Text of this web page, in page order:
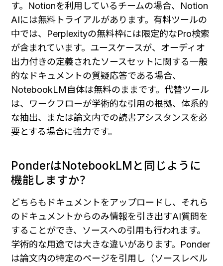
す。Notionを利用しているチームの場合、Notion
AIには無料トライアルがあります。有料ツールの
中では、Perplexityの無料枠には限定的なPro検索
が含まれています。ユースケースが、オーディオ
出力付きの定義されたソースセットに関する一般
的なドキュメントの質疑応答である場合、
NotebookLM自体は無料のままです。代替ツール
は、ワークフローが学術的な引用の根拠、体系的
な抽出、または論文内での読書アシスタンスを必
要とする場合に強力です。
PonderはNotebookLMと同じように
機能しますか？
どちらもドキュメントをアップロードし、それら
のドキュメントからのみ情報を引き出すAI質問を
することができ、ソースへの引用も行われます。
学術的な用途では大きな違いがあります。Ponder
は論文内の特定のページを引用し（ソースレベル